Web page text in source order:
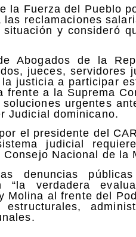
la Fuerza del Pueblo
reclamaciones
y consideró
Abogados de la
jueces, servidores
justicia a participar
frente a la Suprema
urgentes
Judicial dominicano.
el presidente del
judicial
Nacional de la
denuncias
“la verdadera
Molina al frente del
estructurales,